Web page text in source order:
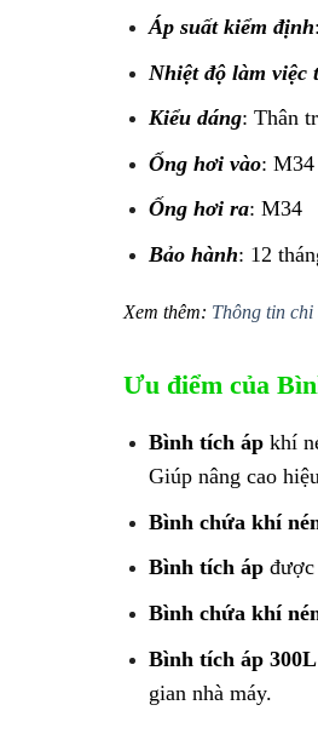
Áp suất kiểm định
Nhiệt độ làm việc
Kiểu dáng: Thân
Ống hơi vào: M34
Ống hơi ra: M34
Bảo hành: 12
Xem thêm: Thông tin
Ưu điểm của
Bình tích ápkhí
Giúp nâng cao
Bình chứa khí
Bình tích ápđược
Bình chứa khí
Bình tích áp 300L
gian nhà máy.